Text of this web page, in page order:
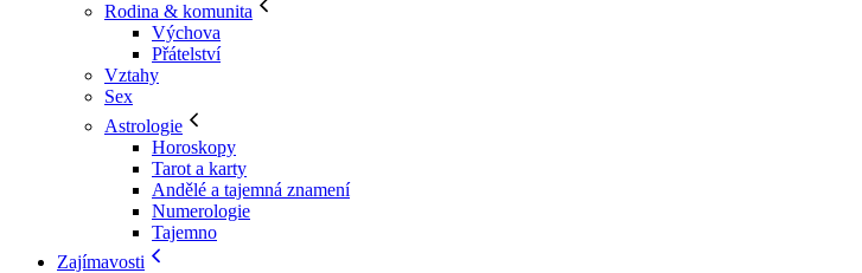
Rodina & komunita
Výchova
Přátelství
Vztahy
Sex
Astrologie
Horoskopy
Tarot a karty
Andělé a tajemná znamení
Numerologie
Tajemno
Zajímavosti